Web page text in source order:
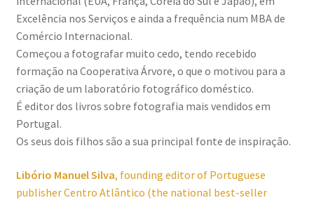
Excelência nos Serviços e ainda a frequência num MBA de
Comércio Internacional.
Começou a fotografar muito cedo, tendo recebido
formação na Cooperativa Árvore, o que o motivou para a
criação de um laboratório fotográfico doméstico.
É editor dos livros sobre fotografia mais vendidos em
Portugal.
Os seus dois filhos são a sua principal fonte de inspiração.
Libório Manuel Silva, founding editor of Portuguese
publisher Centro Atlântico (the national best-seller